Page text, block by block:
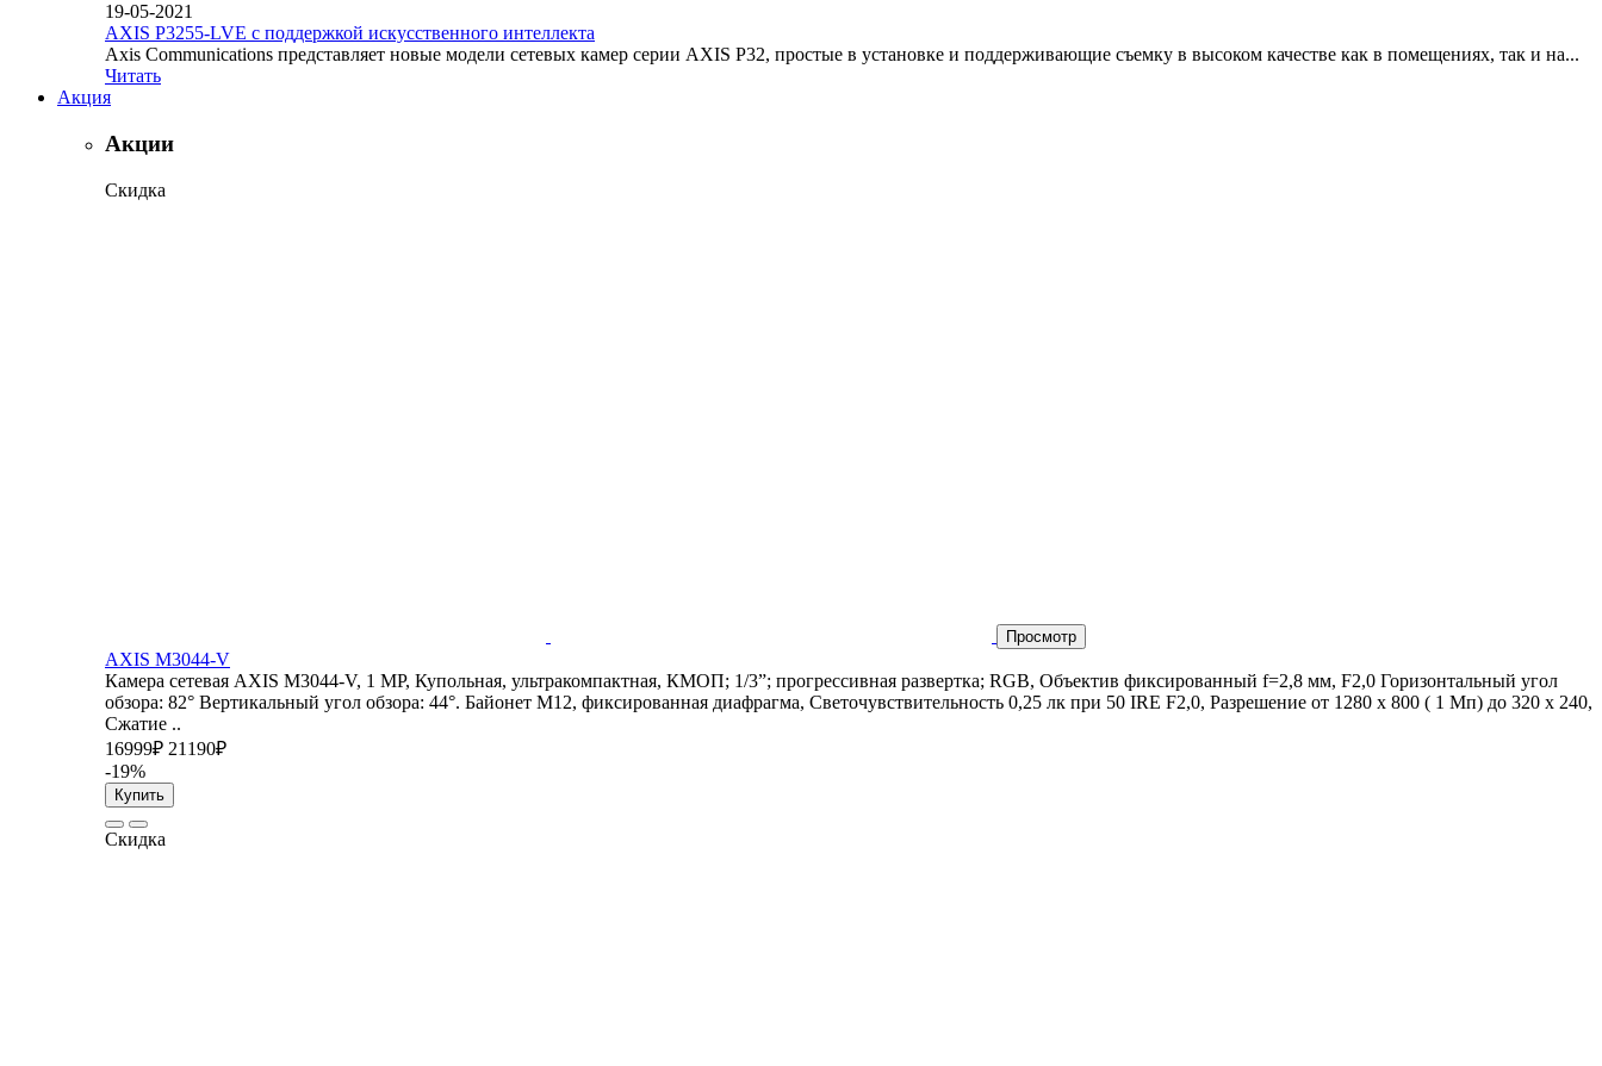
19-05-2021
AXIS P3255-LVE с поддержкой искусственного интеллекта
Axis Communications представляет новые модели сетевых камер серии AXIS P32, простые в установке и поддерживающие съемку в высоком качестве как в помещениях, так и на...
Читать
Акция
Акции
Скидка
Просмотр
AXIS M3044-V
Камера сетевая AXIS M3044-V, 1 MP, Купольная, ультракомпактная, КМОП; 1/3”; прогрессивная развертка; RGB, Объектив фиксированный f=2,8 мм, F2,0 Горизонтальный угол
обзора: 82° Вертикальный угол обзора: 44°. Байонет М12, фиксированная диафрагма, Светочувствительность 0,25 лк при 50 IRE F2,0, Разрешение от 1280 x 800 ( 1 Мп) до 320 x 240,
Сжатие ..
16999₽ 21190₽
-19%
Купить
Скидка